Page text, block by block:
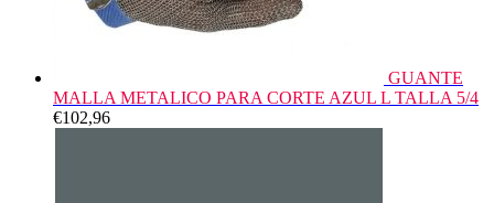
GUANTE
MALLA METALICO PARA CORTE AZUL L TALLA 5/4
€102,96